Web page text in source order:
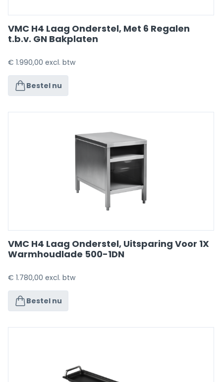
VMC H4 Laag Onderstel, Met 6 Regalen
t.b.v. GN Bakplaten
€ 1.990,00 excl. btw
Bestel nu
VMC H4 Laag Onderstel, Uitsparing Voor 1X
Warmhoudlade 500-1DN
€ 1.780,00 excl. btw
Bestel nu